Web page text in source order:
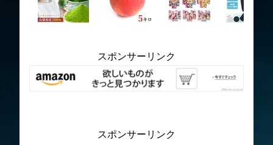
スポンサーリンク
スポンサーリンク